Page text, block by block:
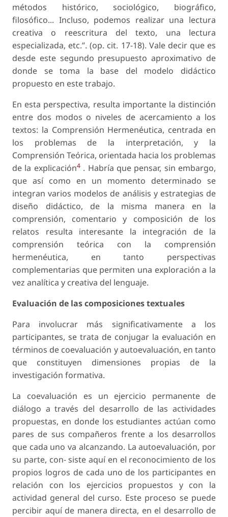
métodos histórico, sociológico, biográfico,
filosófico... Incluso, podemos realizar una lectura
creativa o reescritura del texto, una lectura
especializada, etc.”. (op. cit. 17-18). Vale decir que es
desde este segundo presupuesto aproximativo de
donde se toma la base del modelo didáctico
propuesto en este trabajo.
En esta perspectiva, resulta importante la distinción
entre dos modos o niveles de acercamiento a los
textos: la Comprensión Hermenéutica, centrada en
los problemas de la interpretación, y la
Comprensión Teórica, orientada hacia los problemas
de la explicación4. Habría que pensar, sin embargo,
que así como en un momento determinado se
integran varios modelos de análisis y estrategias de
diseño didáctico, de la misma manera en la
comprensión, comentario y composición de los
relatos resulta interesante la integración de la
comprensión teórica con la comprensión
hermenéutica, en tanto perspectivas
complementarias que permiten una exploración a la
vez analítica y creativa del lenguaje.
Evaluación de las composiciones textuales
Para involucrar más significativamente a los
participantes, se trata de conjugar la evaluación en
términos de coevaluación y autoevaluación, en tanto
que constituyen dimensiones propias de la
investigación formativa.
La coevaluación es un ejercicio permanente de
diálogo a través del desarrollo de las actividades
propuestas, en donde los estudiantes actúan como
pares de sus compañeros frente a los desarrollos
que cada uno va alcanzando. La autoevaluación, por
su parte, con- siste aquí en el reconocimiento de los
propios logros de cada uno de los participantes en
relación con los ejercicios propuestos y con la
actividad general del curso. Este proceso se puede
percibir aquí de manera directa, en el desarrollo de